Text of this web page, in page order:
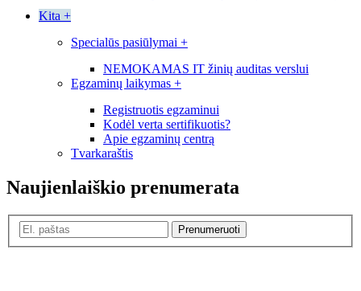
Kita +
Specialūs pasiūlymai +
NEMOKAMAS IT žinių auditas verslui
Egzaminų laikymas +
Registruotis egzaminui
Kodėl verta sertifikuotis?
Apie egzaminų centrą
Tvarkaraštis
Naujienlaiškio prenumerata
Prenumeruoti